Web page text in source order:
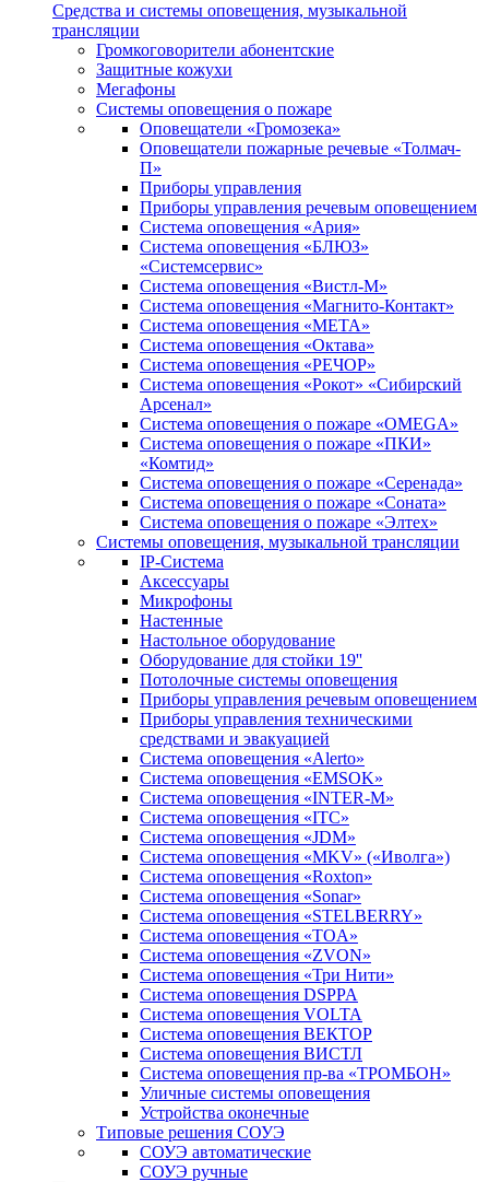
Средства и системы оповещения, музыкальной
трансляции
Громкоговорители абонентские
Защитные кожухи
Мегафоны
Системы оповещения о пожаре
Оповещатели «Громозека»
Оповещатели пожарные речевые «Толмач-
П»
Приборы управления
Приборы управления речевым оповещением
Система оповещения «Ария»
Система оповещения «БЛЮЗ»
«Системсервис»
Система оповещения «Вистл-М»
Система оповещения «Магнито-Контакт»
Система оповещения «МЕТА»
Система оповещения «Октава»
Система оповещения «РЕЧОР»
Система оповещения «Рокот» «Сибирский
Арсенал»
Система оповещения о пожаре «OMEGA»
Система оповещения о пожаре «ПКИ»
«Комтид»
Система оповещения о пожаре «Серенада»
Система оповещения о пожаре «Соната»
Система оповещения о пожаре «Элтех»
Системы оповещения, музыкальной трансляции
IP-Система
Аксессуары
Микрофоны
Настенные
Настольное оборудование
Оборудование для стойки 19''
Потолочные системы оповещения
Приборы управления речевым оповещением
Приборы управления техническими
средствами и эвакуацией
Система оповещения «Alerto»
Система оповещения «EMSOK»
Система оповещения «INTER-M»
Система оповещения «ITC»
Система оповещения «JDM»
Система оповещения «MKV» («Иволга»)
Система оповещения «Roxton»
Система оповещения «Sonar»
Система оповещения «STELBERRY»
Система оповещения «TOA»
Система оповещения «ZVON»
Система оповещения «Три Нити»
Система оповещения DSPPA
Система оповещения VOLTA
Система оповещения ВЕКТОР
Система оповещения ВИСТЛ
Система оповещения пр-ва «ТРОМБОН»
Уличные системы оповещения
Устройства оконечные
Типовые решения СОУЭ
СОУЭ автоматические
СОУЭ ручные